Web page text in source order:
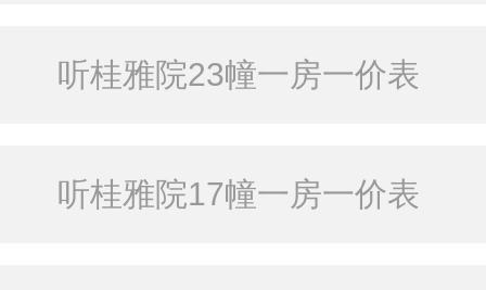
听桂雅院23幢一房一价表
听桂雅院17幢一房一价表